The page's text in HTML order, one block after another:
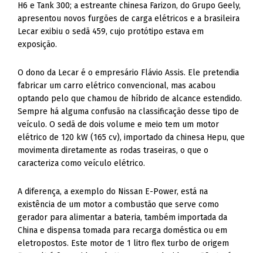
H6 e Tank 300; a estreante chinesa Farizon, do Grupo Geely,
apresentou novos furgões de carga elétricos e a brasileira
Lecar exibiu o sedã 459, cujo protótipo estava em
exposição.
O dono da Lecar é o empresário Flávio Assis. Ele pretendia
fabricar um carro elétrico convencional, mas acabou
optando pelo que chamou de híbrido de alcance estendido.
Sempre há alguma confusão na classificação desse tipo de
veículo. O sedã de dois volume e meio tem um motor
elétrico de 120 kW (165 cv), importado da chinesa Hepu, que
movimenta diretamente as rodas traseiras, o que o
caracteriza como veículo elétrico.
A diferença, a exemplo do Nissan E-Power, está na
existência de um motor a combustão que serve como
gerador para alimentar a bateria, também importada da
China e dispensa tomada para recarga doméstica ou em
eletropostos. Este motor de 1 litro flex turbo de origem